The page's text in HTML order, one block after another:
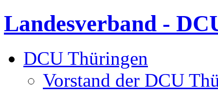
Landesverband -
DCU Thüringen
Vorstand der DCU